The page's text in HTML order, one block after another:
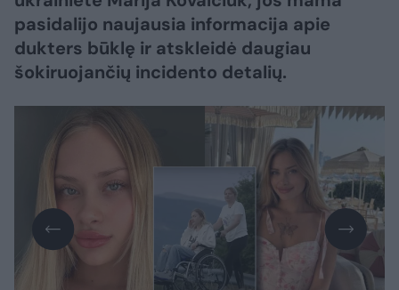
pasidalijo naujausia informacija apie
dukters būklę ir atskleidė daugiau
šokiruojančių incidento detalių.